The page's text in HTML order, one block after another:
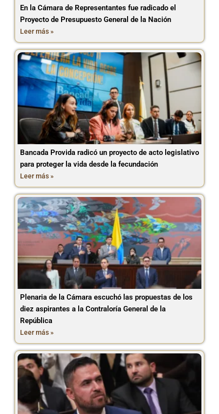
En la Cámara de Representantes fue radicado el
Proyecto de Presupuesto General de la Nación
Leer más »
Bancada Provida radicó un proyecto de acto legislativo
para proteger la vida desde la fecundación
Leer más »
Plenaria de la Cámara escuchó las propuestas de los
diez aspirantes a la Contraloría General de la
República
Leer más »